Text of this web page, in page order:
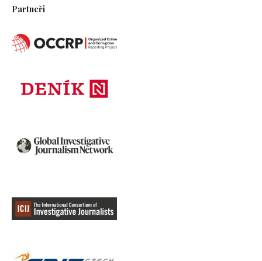
Partneři